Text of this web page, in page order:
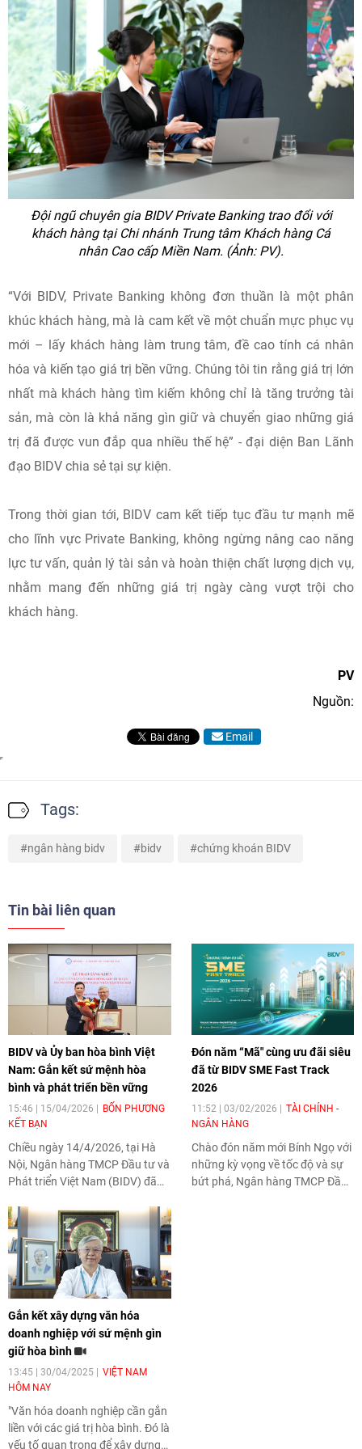
Đội ngũ chuyên gia BIDV Private Banking trao đổi với
khách hàng tại Chi nhánh Trung tâm Khách hàng Cá
nhân Cao cấp Miền Nam. (Ảnh: PV).
“Với BIDV, Private Banking không đơn thuần là một phân
khúc khách hàng, mà là cam kết về một chuẩn mực phục vụ
mới – lấy khách hàng làm trung tâm, đề cao tính cá nhân
hóa và kiến tạo giá trị bền vững. Chúng tôi tin rằng giá trị lớn
nhất mà khách hàng tìm kiếm không chỉ là tăng trưởng tài
sản, mà còn là khả năng gìn giữ và chuyển giao những giá
trị đã được vun đắp qua nhiều thế hệ” - đại diện Ban Lãnh
đạo BIDV chia sẻ tại sự kiện.
Trong thời gian tới, BIDV cam kết tiếp tục đầu tư mạnh mẽ
cho lĩnh vực Private Banking, không ngừng nâng cao năng
lực tư vấn, quản lý tài sản và hoàn thiện chất lượng dịch vụ,
nhằm mang đến những giá trị ngày càng vượt trội cho
khách hàng.
PV
Nguồn:
Email
Tags:
ngân hàng bidv bidv chứng khoán BIDV
Tin bài liên quan
BIDV và Ủy ban hòa bình Việt
Nam: Gắn kết sứ mệnh hòa
bình và phát triển bền vững
15:46 | 15/04/2026
BỐN PHƯƠNG
KẾT BẠN
Chiều ngày 14/4/2026, tại Hà
Nội, Ngân hàng TMCP Đầu tư và
Phát triển Việt Nam (BIDV) đã
bình Việt Nam nhằm đánh giá
kết quả phối hợp thời gian qua
và thảo luận định hướng hợp tác
trong giai đoạn mới.
Đón năm “Mã" cùng ưu đãi siêu
đã từ BIDV SME Fast Track
2026
11:52 | 03/02/2026
TÀI CHÍNH -
NGÂN HÀNG
Chào đón năm mới Bính Ngọ với
những kỳ vọng về tốc độ và sự
bứt phá, Ngân hàng TMCP Đầu
Gắn kết xây dựng văn hóa
doanh nghiệp với sứ mệnh gìn
giữ hòa bình
13:45 | 30/04/2025
VIỆT NAM
HÔM NAY
"Văn hóa doanh nghiệp cần gắn
liền với các giá trị hòa bình. Đó là
yếu tố quan trọng để xây dựng